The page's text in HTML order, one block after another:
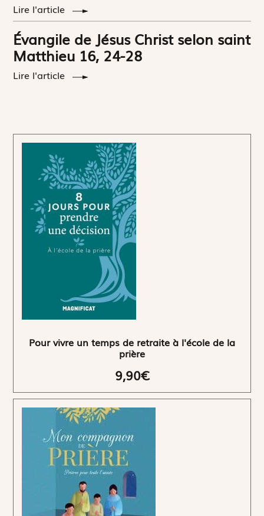
Lire l'article
Évangile de Jésus Christ selon saint
Matthieu 16, 24-28
Lire l'article
Pour vivre un temps de retraite à l'école de la
prière
9,90€